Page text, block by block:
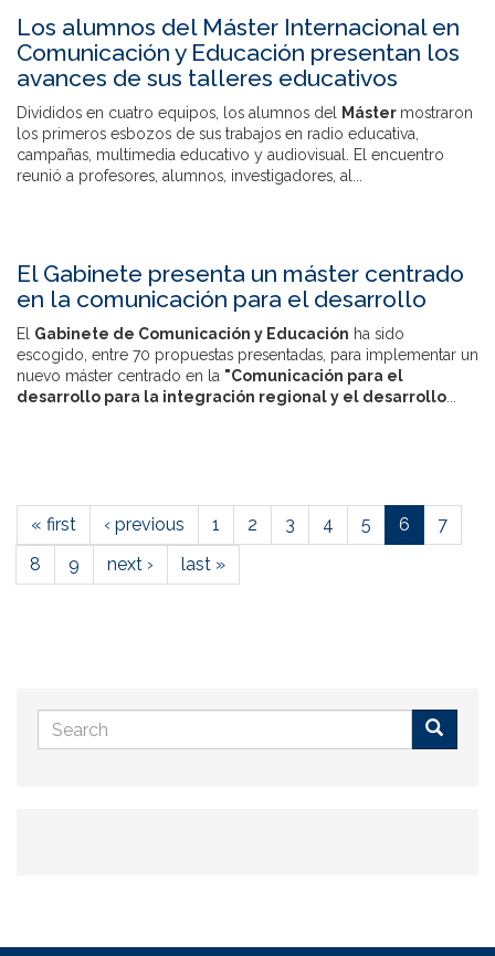
Los alumnos del Máster Internacional en
Comunicación y Educación presentan los
avances de sus talleres educativos
Divididos en cuatro equipos, los alumnos del Máster mostraron
los primeros esbozos de sus trabajos en radio educativa,
campañas, multimedia educativo y audiovisual. El encuentro
reunió a profesores, alumnos, investigadores, al...
El Gabinete presenta un máster centrado
en la comunicación para el desarrollo
El Gabinete de Comunicación y Educación ha sido
escogido, entre 70 propuestas presentadas, para implementar un
nuevo máster centrado en la "Comunicación para el
desarrollo para la integración regional y el desarrollo
« first ‹ previous 1 2 3 4 5 6
7
8
9 next › last »
Search
form